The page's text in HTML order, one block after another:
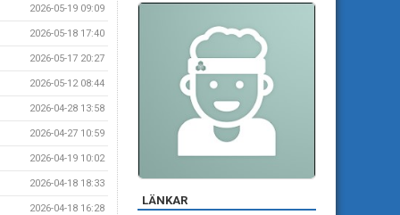
2026-05-19 09:09
2026-05-18 17:40
2026-05-17 20:27
2026-05-12 08:44
2026-04-28 13:58
2026-04-27 10:59
2026-04-19 10:02
2026-04-18 18:33
2026-04-18 16:28
LÄNKAR